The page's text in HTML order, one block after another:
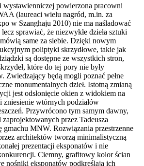
wystawienniczej powierzona pracowni
(laureaci wielu nagród, m.in. za
w Szanghaju 2010) nie ma naśladować
sprawiać, że niezwykłe dzieła sztuki
same za siebie. Dzięki nowym
poliptyki skrzydłowe, takie jak
są dostępne ze wszystkich stron,
które do tej pory nie były
Zwiedzający będą mogli poznać pełne
monumentalnych dzieł. Istotną zmianą
jest odsłonięcie okien z widokiem na
zniesienie wtórnych podziałów
Przywrócono tym samym dawny,
zaprojektowanych przez Tadeusza
gmachu MNW. Rozwiązania przestrzenne
architektów tworzą minimalistyczną
prezentacji eksponatów i nie
Ciemny, grafitowy kolor ścian
nośniki eksponatów podkreślają ich